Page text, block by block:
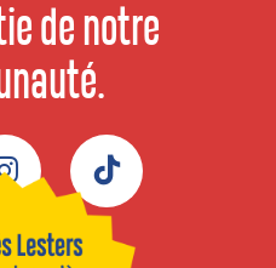
de notre
Instagram TikTok